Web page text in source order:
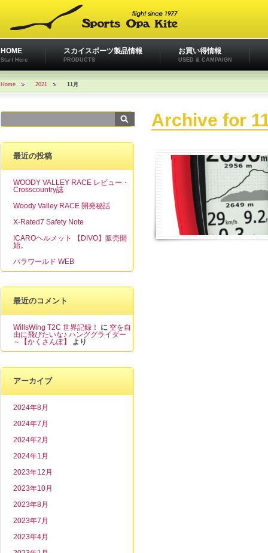
HOME
Start Here
スカイスポーツ製品情報
PRODUCTS
お買い得情報
USED & CAMPAIGN
Home 2021 11月
最近の投稿
WOODY VALLEY RACE レビュー・
Crosscountry誌
Woody Valley RACE 開発秘話
X-Rated7 Safety Note
ICAROヘルメット 【DIVO】販売開
始。
パラワールド WEB
最近のコメント
WillsWing T2C 世界記録！ に 空を自
由に飛びたいな♪ ハンググライダー
～【かくさんぽ】
より
アーカイブ
2024年8月
2024年7月
2024年2月
2024年1月
2023年12月
2023年10月
2023年8月
2023年7月
2023年4月
Archive for